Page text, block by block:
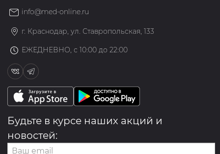
info@med-online.ru
г. Краснодар, ул. Ставропольская, 133
ЕЖЕДНЕВНО, с 10:00 до 22:00
Будьте в курсе наших акций и
новостей: